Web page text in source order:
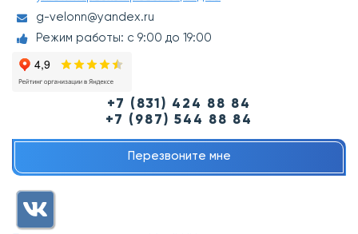
g-velonn@yandex.ru
Режим работы: с 9:00 до 19:00
+7 (831) 424 88 84
+7 (987) 544 88 84
Перезвоните мне